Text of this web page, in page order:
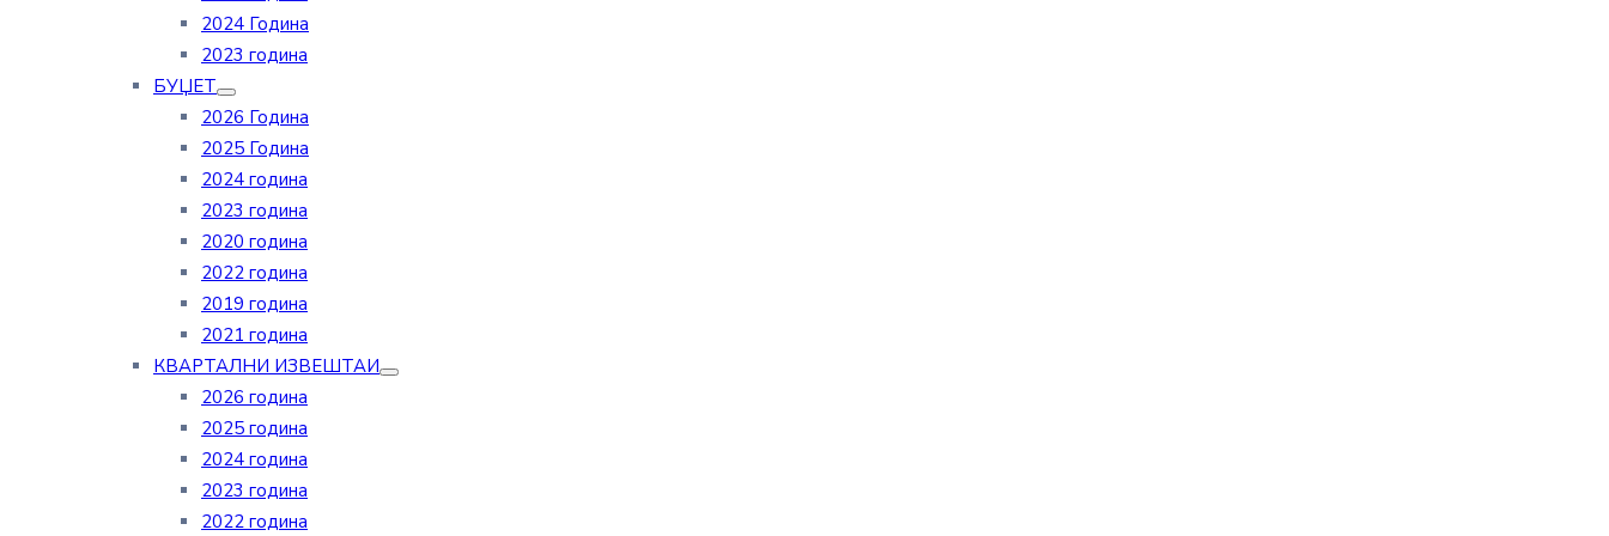
2024 Година
2023 година
БУЏЕТ
2026 Година
2025 Година
2024 година
2023 година
2020 година
2022 година
2019 година
2021 година
КВАРТАЛНИ ИЗВЕШТАИ
2026 година
2025 година
2024 година
2023 година
2022 година